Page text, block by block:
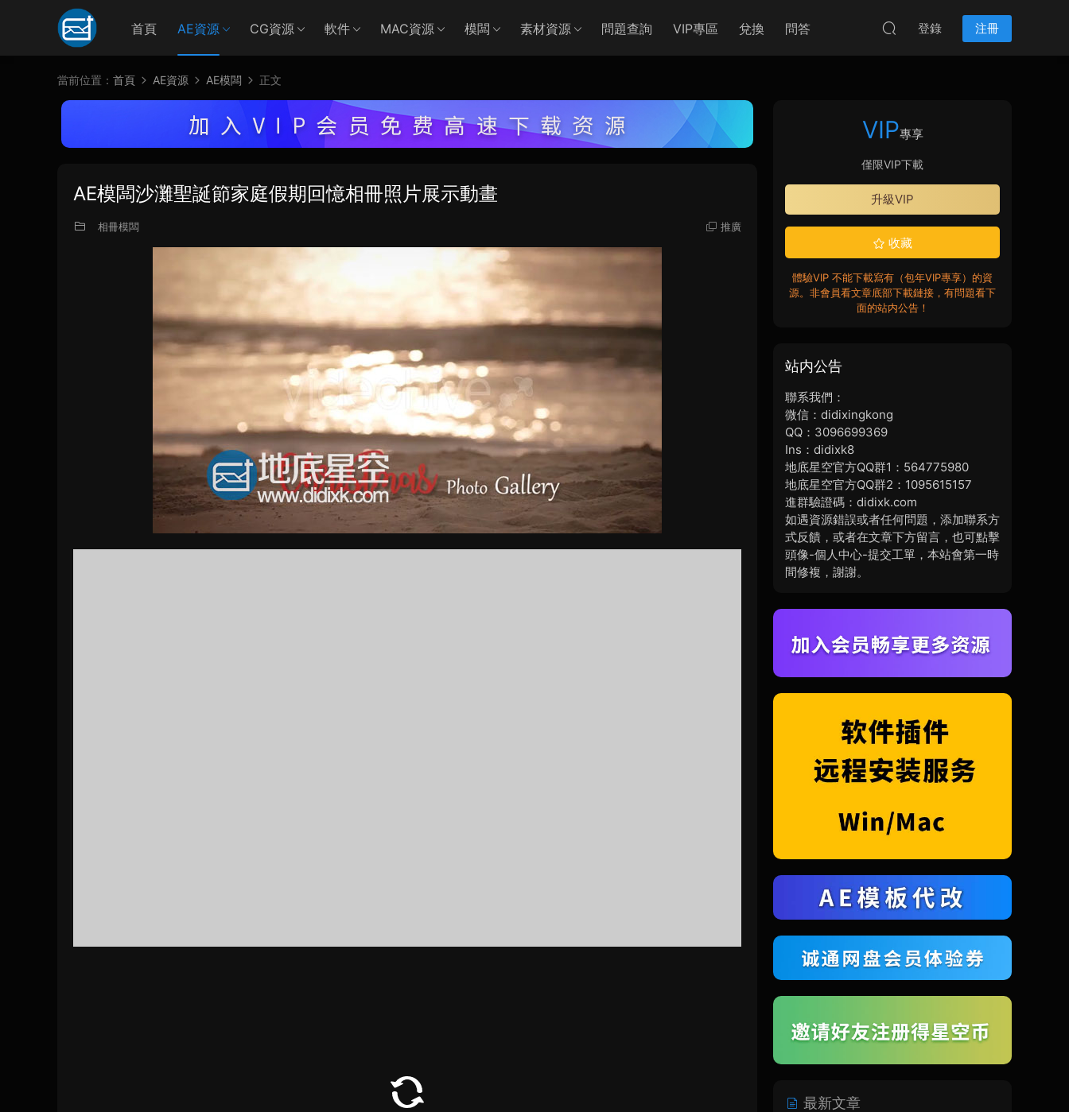
首頁 AE資源 CG資源 軟件 MAC資源 模闆 素材資源 問題查詢 VIP專區 兌換 問答 登錄 注冊
當前位置： 首頁 AE資源 AE模闆 正文
AE模闆沙灘聖誕節家庭假期回憶相冊照片展示動畫
相冊模闆 推廣
VIP專享
僅限VIP下載
升級VIP
收藏
體驗VIP 不能下載寫有（包年VIP專享）的資
源。非會員看文章底部下載鏈接，有問題看下
面的站内公告！
站内公告
聯系我們：
微信：didixingkong
QQ：3096699369
Ins：didixk8
地底星空官方QQ群1：564775980
地底星空官方QQ群2：1095615157
進群驗證碼：didixk.com
如遇資源錯誤或者任何問題，添加聯系方
式反饋，或者在文章下方留言，也可點擊
頭像-個人中心-提交工單，本站會第一時
間修複，謝謝。
最新文章